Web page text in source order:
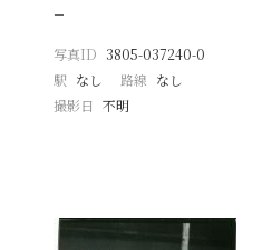
−
写真ID 3805-037240-0
駅 なし 路線 なし
撮影日
不明